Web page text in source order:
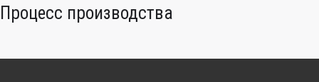
Процесс производства